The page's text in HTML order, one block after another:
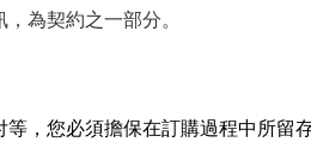
為契約之一部分。
，您必須擔保在訂購過程中所